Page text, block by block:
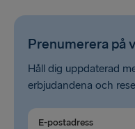
Prenumerera på
Håll dig uppdaterad
erbjudandena och
E-postadress